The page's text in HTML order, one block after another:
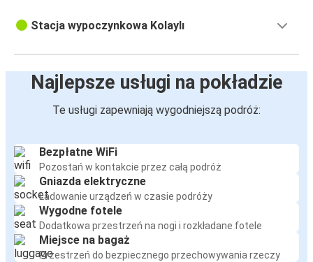
Stacja wypoczynkowa Kolaylı
Najlepsze usługi na pokładzie
Te usługi zapewniają wygodniejszą podróż:
Bezpłatne WiFi
Pozostań w kontakcie przez całą podróż
Gniazda elektryczne
Ładowanie urządzeń w czasie podróży
Wygodne fotele
Dodatkowa przestrzeń na nogi i rozkładane fotele
Miejsce na bagaż
Przestrzeń do bezpiecznego przechowywania rzeczy